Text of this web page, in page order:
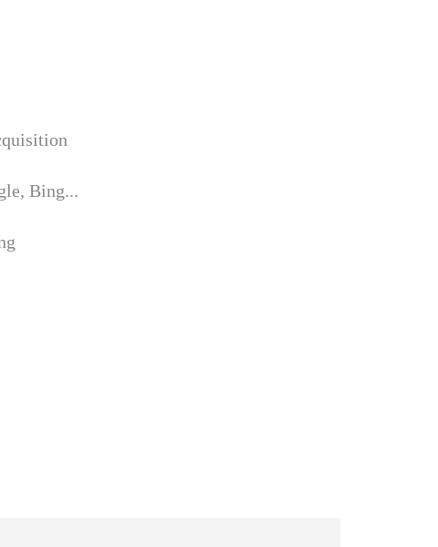
Bing...